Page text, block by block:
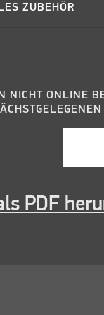
ZUBEHÖR
NICHT ONLINE
PDF